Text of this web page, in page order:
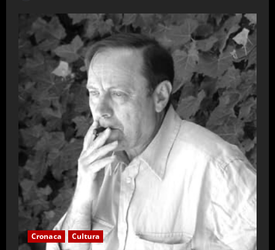
Cronaca Cultura